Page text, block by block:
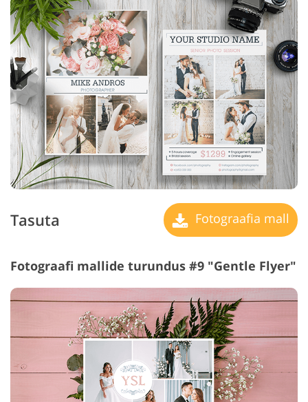
Tasuta Fotograafia mall
Fotograafi mallide turundus #9 "Gentle Flyer"